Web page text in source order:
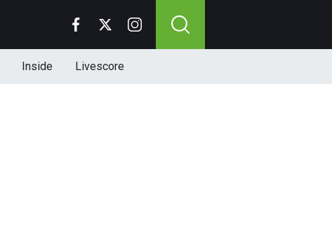
Inside Livescore